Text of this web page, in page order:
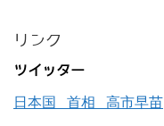
リンク
ツイッター
日本国 首相 高市早苗